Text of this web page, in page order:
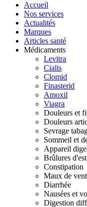
Accueil
Nos services
Actualités
Marques
Articles santé
Médicaments
Levitra
Cialis
Clomid
Finasterid
Amoxil
Viagra
Douleurs et
Douleurs
Sevrage
Sommeil et
Appareil
Brûlures
Constipation
Maux de
Diarrhée
Nausées et
Digestion